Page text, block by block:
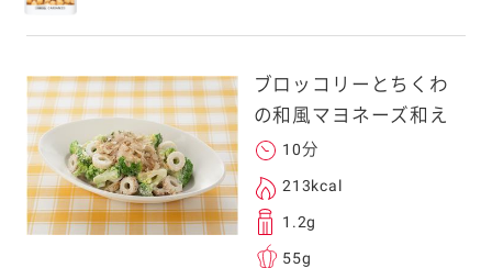
ブロッコリーとちくわ
の和風マヨネーズ和え
10分
213kcal
1.2g
55g